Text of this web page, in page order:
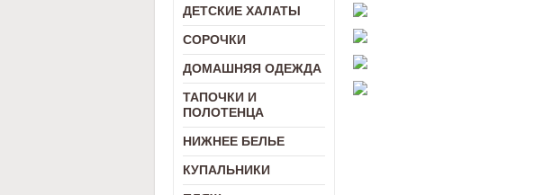
ДЕТСКИЕ ХАЛАТЫ
СОРОЧКИ
ДОМАШНЯЯ ОДЕЖДА
ТАПОЧКИ И
ПОЛОТЕНЦА
НИЖНЕЕ БЕЛЬЕ
КУПАЛЬНИКИ